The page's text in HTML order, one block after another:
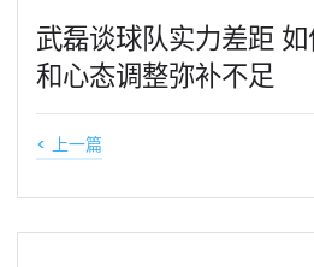
武磊谈球队实力差距
和心态调整弥补不足
< 上一篇